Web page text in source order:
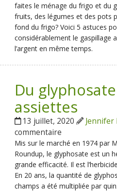
faites le ménage du frigo et du
fruits, des légumes et des pots
fond du frigo? Voici 5 astuces
considérablement le gaspillage
l’argent en même temps.
Du
assiettes
13 juillet, 2020
commentaire
Mis sur le marché en 1974 par
Roundup, le glyphosate est un
grande efficacité. Il est
En 20 ans, la quantité de
champs a été multipliée par